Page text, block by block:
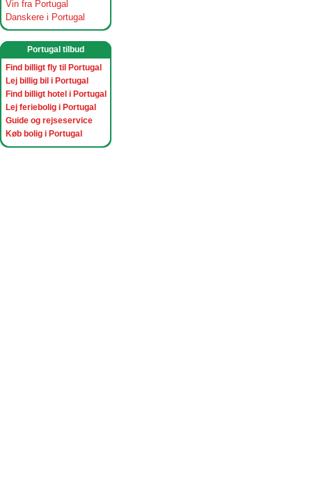
Vin fra Portugal
Danskere i Portugal
Portugal tilbud
Find billigt fly til Portugal
Lej billig bil i Portugal
Find billigt hotel i Portugal
Lej feriebolig i Portugal
Guide og rejseservice
Køb bolig i Portugal